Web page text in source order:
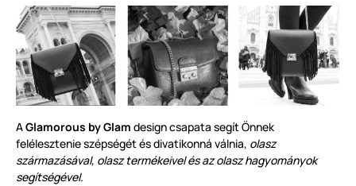
AGlamorous by Glam design csapata segít Önnek
felélesztenie szépségét és divatikonná válnia, olasz
származásával, olasz termékeivel és az olasz hagyományok
segítségével.